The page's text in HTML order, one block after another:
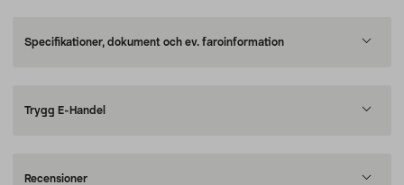
Specifikationer, dokument och ev. faroinformation
Trygg E-Handel
Recensioner